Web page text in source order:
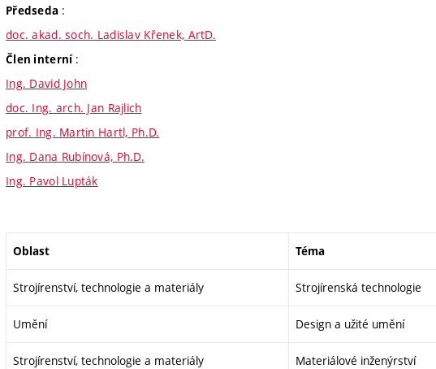
Předseda :
doc. akad. soch. Ladislav Křenek, ArtD.
Člen interní :
Ing. David John
doc. Ing. arch. Jan Rajlich
prof. Ing. Martin Hartl, Ph.D.
Ing. Dana Rubínová, Ph.D.
Ing. Pavol Lupták
Oblast Téma
Strojírenství, technologie a materiály Strojírenská technologie
Umění Design a užité umění
Strojírenství, technologie a materiály Materiálové inženýrství